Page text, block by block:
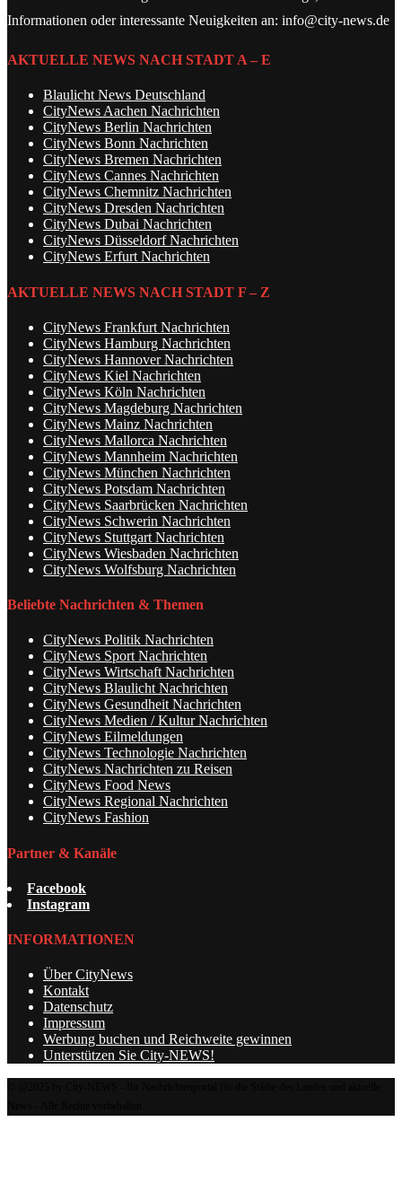
Informationen oder interessante Neuigkeiten an: info@city-news.de
AKTUELLE NEWS NACH STADT A – E
Blaulicht News Deutschland
CityNews Aachen Nachrichten
CityNews Berlin Nachrichten
CityNews Bonn Nachrichten
CityNews Bremen Nachrichten
CityNews Cannes Nachrichten
CityNews Chemnitz Nachrichten
CityNews Dresden Nachrichten
CityNews Dubai Nachrichten
CityNews Düsseldorf Nachrichten
CityNews Erfurt Nachrichten
AKTUELLE NEWS NACH STADT F – Z
CityNews Frankfurt Nachrichten
CityNews Hamburg Nachrichten
CityNews Hannover Nachrichten
CityNews Kiel Nachrichten
CityNews Köln Nachrichten
CityNews Magdeburg Nachrichten
CityNews Mainz Nachrichten
CityNews Mallorca Nachrichten
CityNews Mannheim Nachrichten
CityNews München Nachrichten
CityNews Potsdam Nachrichten
CityNews Saarbrücken Nachrichten
CityNews Schwerin Nachrichten
CityNews Stuttgart Nachrichten
CityNews Wiesbaden Nachrichten
CityNews Wolfsburg Nachrichten
Beliebte Nachrichten & Themen
CityNews Politik Nachrichten
CityNews Sport Nachrichten
CityNews Wirtschaft Nachrichten
CityNews Blaulicht Nachrichten
CityNews Gesundheit Nachrichten
CityNews Medien / Kultur Nachrichten
CityNews Eilmeldungen
CityNews Technologie Nachrichten
CityNews Nachrichten zu Reisen
CityNews Food News
CityNews Regional Nachrichten
CityNews Fashion
Partner & Kanäle
Facebook
Instagram
INFORMATIONEN
Über CityNews
Kontakt
Datenschutz
Impressum
Werbung buchen und Reichweite gewinnen
Unterstützen Sie City-NEWS!